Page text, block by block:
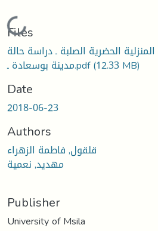
Loading...
Files
الحضرية الصلبة ـ دراسة حالة
مدينة بوسعادة ـ.pdf(12.33 MB)
Date
2018-06-23
Authors
قلقول, فاطمة الزهراء
مهديد, نعمية
Publisher
University of Msila